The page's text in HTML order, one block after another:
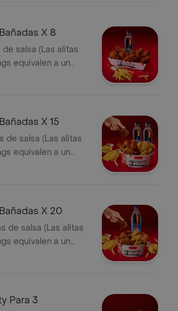
X 8
salsa (Las alitas
equivalen a un
Pequeña + 1
X 15
de salsa (Las alitas
equivalen a un
Pequeña + 2
X 20
de salsa (Las alitas
equivalen a un
Pequeña + 1
Para 3